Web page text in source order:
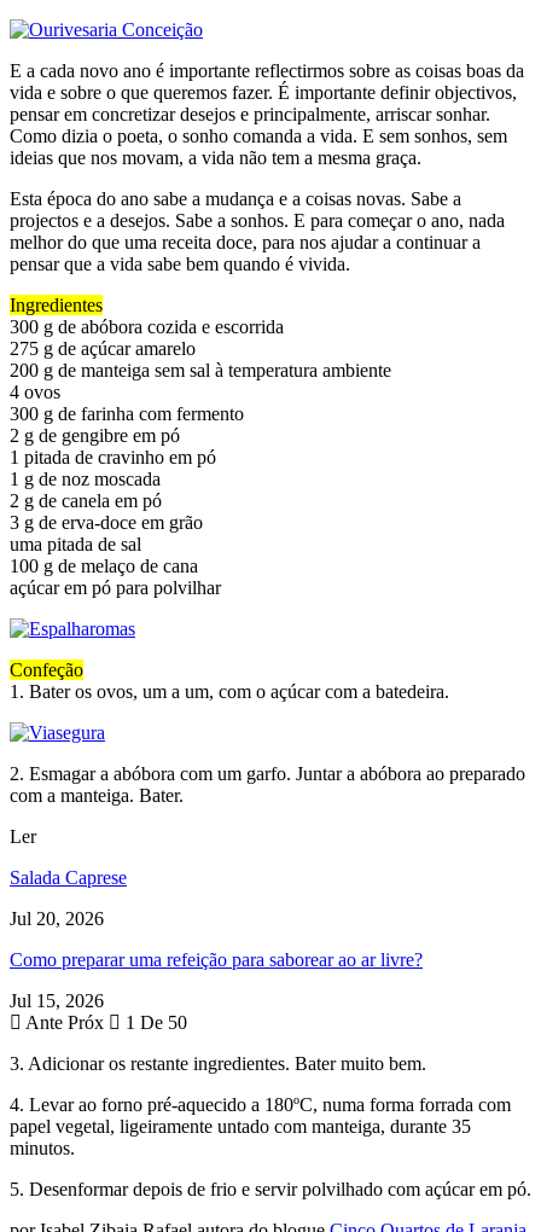
E a cada novo ano é importante reflectirmos sobre as coisas boas da
vida e sobre o que queremos fazer. É importante definir objectivos,
pensar em concretizar desejos e principalmente, arriscar sonhar.
Como dizia o poeta, o sonho comanda a vida. E sem sonhos, sem
ideias que nos movam, a vida não tem a mesma graça.
Esta época do ano sabe a mudança e a coisas novas. Sabe a
projectos e a desejos. Sabe a sonhos. E para começar o ano, nada
melhor do que uma receita doce, para nos ajudar a continuar a
pensar que a vida sabe bem quando é vivida.
Ingredientes
300 g de abóbora cozida e escorrida
275 g de açúcar amarelo
200 g de manteiga sem sal à temperatura ambiente
4 ovos
300 g de farinha com fermento
2 g de gengibre em pó
1 pitada de cravinho em pó
1 g de noz moscada
2 g de canela em pó
3 g de erva-doce em grão
uma pitada de sal
100 g de melaço de cana
açúcar em pó para polvilhar
Confeção
1. Bater os ovos, um a um, com o açúcar com a batedeira.
2. Esmagar a abóbora com um garfo. Juntar a abóbora ao preparado
com a manteiga. Bater.
Ler
Salada Caprese
Jul 20, 2026
Como preparar uma refeição para saborear ao ar livre?
Jul 15, 2026
Ante Próx
1 De 50
3. Adicionar os restante ingredientes. Bater muito bem.
4. Levar ao forno pré-aquecido a 180ºC, numa forma forrada com
papel vegetal, ligeiramente untado com manteiga, durante 35
minutos.
5. Desenformar depois de frio e servir polvilhado com açúcar em pó.